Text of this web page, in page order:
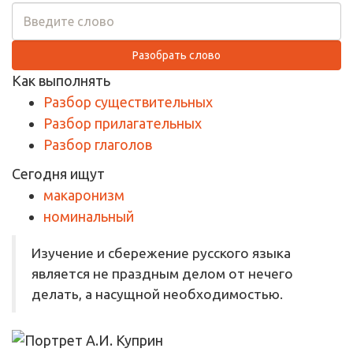
Разобрать слово
Как выполнять
Разбор существительных
Разбор прилагательных
Разбор глаголов
Сегодня ищут
макаронизм
номинальный
Изучение и сбережение русского языка
является не праздным делом от нечего
делать, а насущной необходимостью.